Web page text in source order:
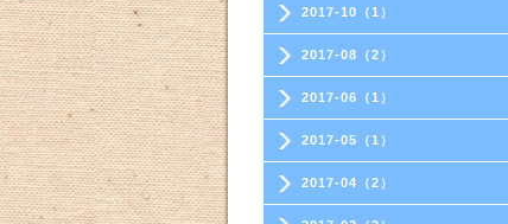
2017-10（1）
2017-08（2）
2017-06（1）
2017-05（1）
2017-04（2）